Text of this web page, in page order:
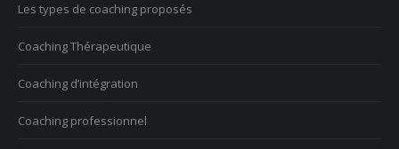
Les types de coaching proposés
Coaching Thérapeutique
Coaching d’intégration
Coaching professionnel